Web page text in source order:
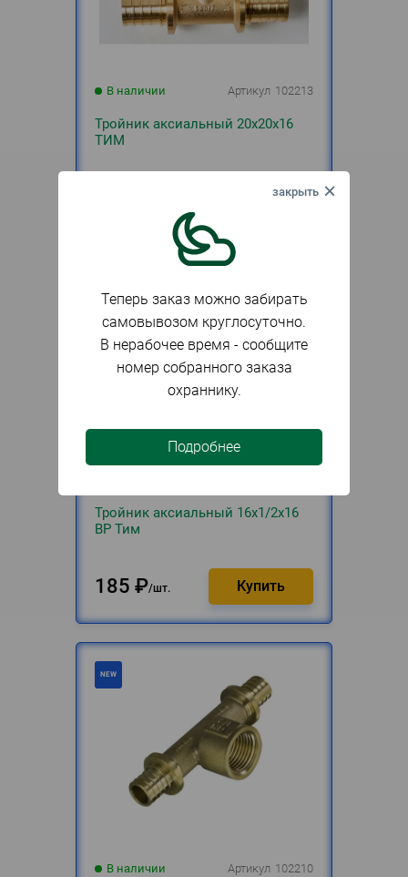
В наличии Артикул 102213
Тройник аксиальный 20х20х16
ТИМ
Тройник аксиальный 16х1/2х16
ВР Тим
185 ₽ шт.
В наличии Артикул 102210
Теперь заказ можно забирать
самовывозом круглосуточно.
В нерабочее время - сообщите
номер собранного заказа
охраннику.
Подробнее